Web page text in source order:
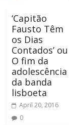
‘Capitão
Fausto Têm
os Dias
Contados’ ou
O fim da
adolescência
da banda
lisboeta
April 20, 2016
0